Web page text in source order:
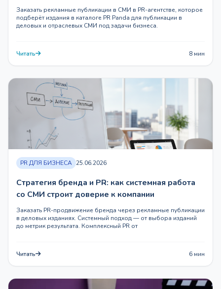
Заказать рекламные публикации в СМИ в PR-агентстве, которое
подберёт издания в каталоге PR Panda для публикации в
деловых и отраслевых СМИ под задачи бизнеса.
Читать 8 мин
PR ДЛЯ БИЗНЕСА 25.06.2026
Стратегия бренда и PR: как системная работа
со СМИ строит доверие к компании
Заказать PR-продвижение бренда через рекламные публикации
в деловых изданиях. Системный подход — от выбора изданий
до метрик результата. Комплексный PR от
Читать 6 мин